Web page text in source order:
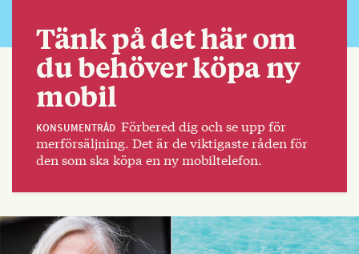
Tänk på det här om
du behöver köpa ny
mobil
KONSUMENTRÅD Förbered dig och se upp för
merförsäljning. Det är de viktigaste råden för
den som ska köpa en ny mobiltelefon.